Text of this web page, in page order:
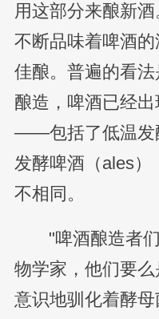
用这部分来酿新
不断品味着啤酒
佳酿。普遍的看
酿造，啤酒已经
——包括了低温发
发酵啤酒（ales）
不相同。
"啤酒酿造者
物学家，他们要
意识地驯化着酵母